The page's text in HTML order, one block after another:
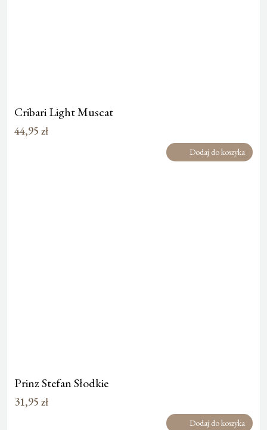
Cribari Light Muscat
44,95 zł
Dodaj do koszyka
Prinz Stefan Słodkie
31,95 zł
Dodaj do koszyka